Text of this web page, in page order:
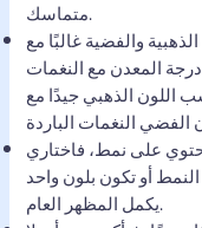
متماسك.
والفضية غالبًا مع
المعدن مع النغمات
اللون الذهبي جيدًا مع
على نمط، فاختاري
أو تكون بلون واحد
يكمل المظهر العام.